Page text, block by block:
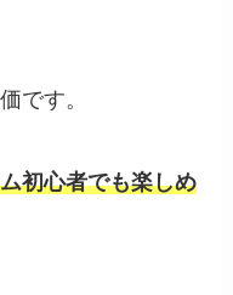
です。
初心者でも楽しめ